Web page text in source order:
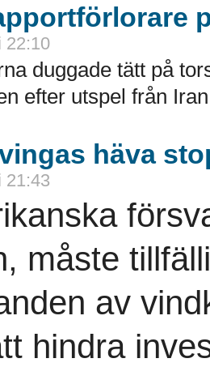
22:10
duggade tätt på
efter utspel från
häva
21:43
måste
av
hindra